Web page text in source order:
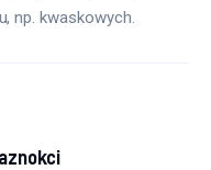
np. kwaskowych.